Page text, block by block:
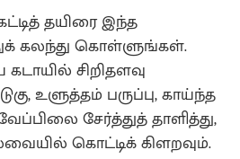
தயிரை இந்த
கலந்து கொள்ளுங்கள்.
கடாயில் சிறிதளவு
உளுத்தம் பருப்பு, காய்ந்த
சேர்த்துத் தாளித்து,
கொட்டிக் கிளறவும்.